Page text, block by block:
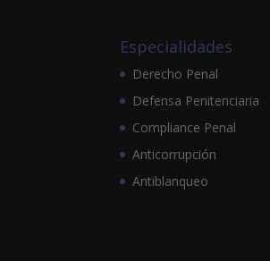
Especialidades
Derecho Penal
Defensa Penitenciaria
Compliance Penal
Anticorrupción
Antiblanqueo